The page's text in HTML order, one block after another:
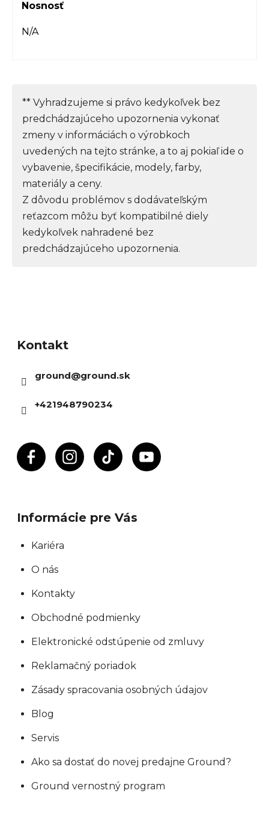
Nosnosť
N/A
** Vyhradzujeme si právo kedykoľvek bez
predchádzajúceho upozornenia vykonať
zmeny v informáciách o výrobkoch
uvedených na tejto stránke, a to aj pokiaľ ide o
vybavenie, špecifikácie, modely, farby,
materiály a ceny.
Z dôvodu problémov s dodávateľským
reťazcom môžu byť kompatibilné diely
kedykoľvek nahradené bez
predchádzajúceho upozornenia.
Kontakt
ground@ground.sk
+421948790234
Informácie pre Vás
Kariéra
O nás
Kontakty
Obchodné podmienky
Elektronické odstúpenie od zmluvy
Reklamačný poriadok
Zásady spracovania osobných údajov
Blog
Servis
Ako sa dostať do novej predajne Ground?
Ground vernostný program